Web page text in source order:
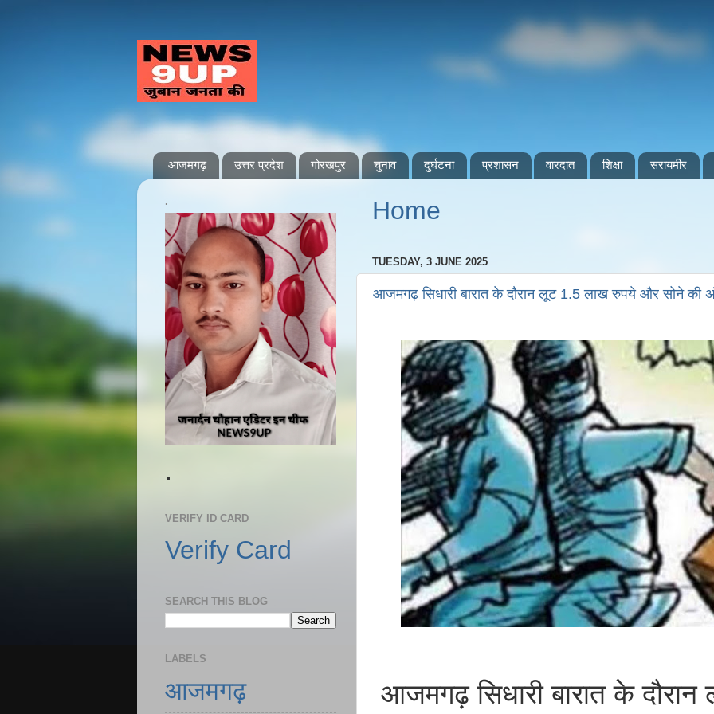
आजमगढ़ उत्तर प्रदेश गोरखपुर चुनाव दुर्घटना प्रशासन वारदात शिक्षा सरायमीर
Home
TUESDAY, 3 JUNE 2025
आजमगढ़ सिधारी बारात के दौरान लूट 1.5 लाख रुपये और सोने की
आजमगढ़ सिधारी बारात के दौरान
.
.
VERIFY ID CARD
Verify Card
SEARCH THIS BLOG
LABELS
आजमगढ़